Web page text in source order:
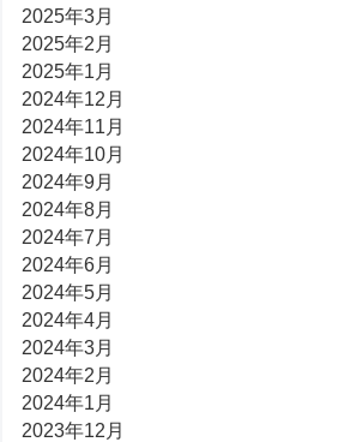
2025年3月
2025年2月
2025年1月
2024年12月
2024年11月
2024年10月
2024年9月
2024年8月
2024年7月
2024年6月
2024年5月
2024年4月
2024年3月
2024年2月
2024年1月
2023年12月